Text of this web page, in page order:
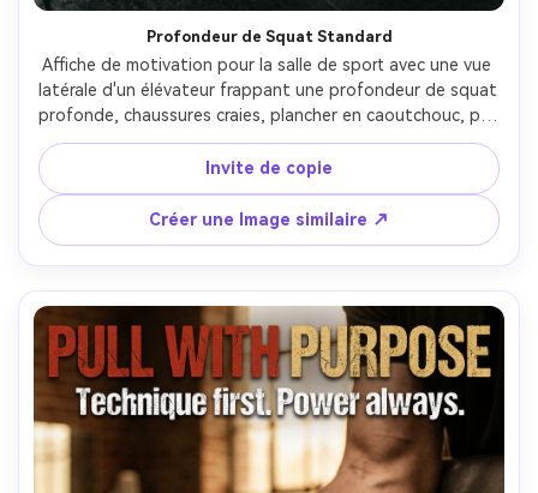
Profondeur de Squat Standard
Affiche de motivation pour la salle de sport avec une vue
latérale d'un élévateur frappant une profondeur de squat
profonde, chaussures craies, plancher en caoutchouc, pile
de plaques en arrière-plan, forte lumière directionnelle
depuis une haute fenêtre, titre: "Profondeur. Contrôle.
DRIVE.", sous-texte: "Debout plus fort.", typographie
athlétique propre, texture réaliste, Canon R5, 70mm,
composition verticale avec espace pour le logo en bas-AR
4:5
Invite de copie
Créer une Image similaire ↗